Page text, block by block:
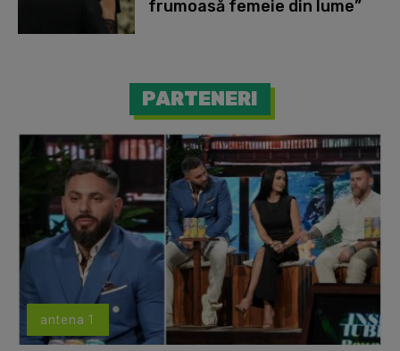
frumoasă femeie din lume”
PARTENERI
antena 1